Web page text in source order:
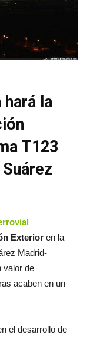
la
T123
Exterior en la
Madrid-
valor de
acaben en un
el desarrollo de